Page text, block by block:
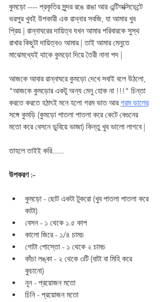
কুমড়ো ---- প্রকৃতির সুন্দর রঙে রাঙা আর এন্টিঅক্সিডেন্টে
ভরপুর খুবই উপকারী এক রান্নার সবজি, যা আমার খুব
প্রিয় | রান্নাঘরের দায়িত্ব যখন আমার পরিবারকে সুস্থ
রাখার কিছুটা দায়িত্বও আমার | তাই আমার মেনুতে
মাঝেমধ্যেই থাকে কুমড়ো দিয়ে তৈরী নানা পদ |
আজকে আবার রান্নাঘরে কুমড়ো দেখে সবাই বলে উঠলো,
"আজকে কুমড়োর একটু অন্য মেনু হোক না !!!" চিন্তা
করতে করতে হঠাৎই মনে হলো গরম ভাত আর গরম ডালের
সঙ্গে কুমড়ি (কুমড়ো পাতলা পাতলা করে কেটে বেগুনের
মতো করে বেসনে ডুবিয়ে ভাজা) কিন্তু খুব ভালো লাগবে |
তাহলে তাইই করি......
উপকরণ :-
কুমড়ো - ছোট একটা টুকরো (খুব পাতলা পাতলা করে
কাটা)
বেসন - ১ থেকে ১.৫ কাপ
কালো জিরে - ১/৪ চামচ
গোটা পোস্তো - ১ থেকে ২ চামচ
কাঁচা লঙ্কা - ২ থেকে ৩টি (বাটা বা মিহি করে
কুচানো)
নূন - প্রয়োজন মতো
চিনি - প্রয়োজন মতো